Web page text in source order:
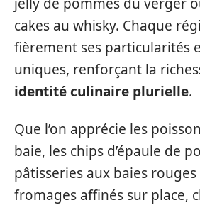
cakes au whisky. Chaque
fièrement ses particularités
uniques, renforçant la
identité culinaire plurielle.
Que l’on apprécie les
baie, les chips d’épaule de
pâtisseries aux baies
fromages affinés sur place,